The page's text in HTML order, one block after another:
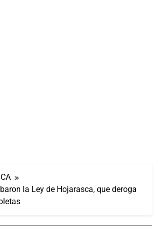
la Ley de Hojarasca, que deroga